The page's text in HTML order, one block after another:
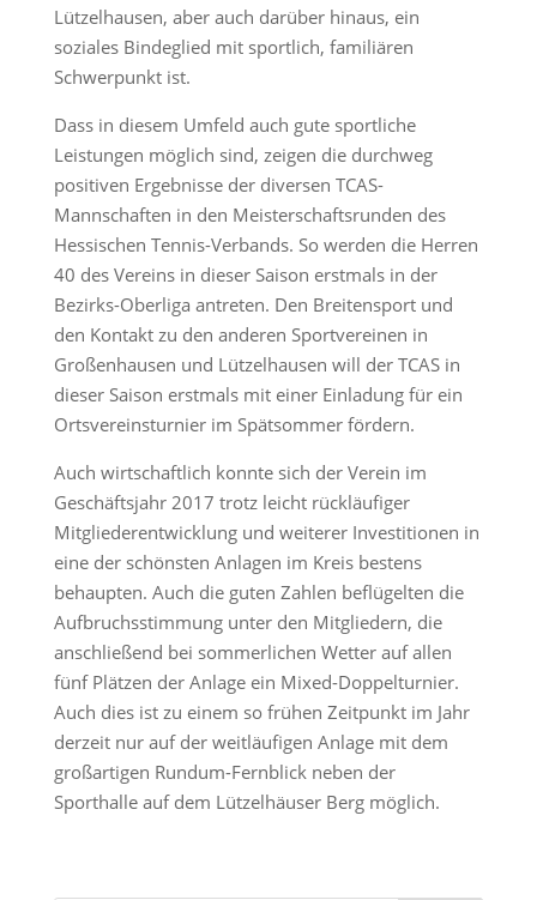
Lützelhausen, aber auch darüber hinaus, ein
soziales Bindeglied mit sportlich, familiären
Schwerpunkt ist.
Dass in diesem Umfeld auch gute sportliche
Leistungen möglich sind, zeigen die durchweg
positiven Ergebnisse der diversen TCAS-
Mannschaften in den Meisterschaftsrunden des
Hessischen Tennis-Verbands. So werden die Herren
40 des Vereins in dieser Saison erstmals in der
Bezirks-Oberliga antreten. Den Breitensport und
den Kontakt zu den anderen Sportvereinen in
Großenhausen und Lützelhausen will der TCAS in
dieser Saison erstmals mit einer Einladung für ein
Ortsvereinsturnier im Spätsommer fördern.
Auch wirtschaftlich konnte sich der Verein im
Geschäftsjahr 2017 trotz leicht rückläufiger
Mitgliederentwicklung und weiterer Investitionen in
eine der schönsten Anlagen im Kreis bestens
behaupten. Auch die guten Zahlen beflügelten die
Aufbruchsstimmung unter den Mitgliedern, die
anschließend bei sommerlichen Wetter auf allen
fünf Plätzen der Anlage ein Mixed-Doppelturnier.
Auch dies ist zu einem so frühen Zeitpunkt im Jahr
derzeit nur auf der weitläufigen Anlage mit dem
großartigen Rundum-Fernblick neben der
Sporthalle auf dem Lützelhäuser Berg möglich.